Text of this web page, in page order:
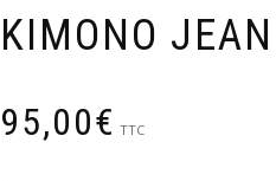
KIMONO
95,00€ TTC